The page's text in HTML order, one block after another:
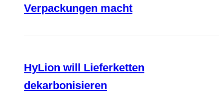
Verpackungen macht
HyLion will Lieferketten
dekarbonisieren